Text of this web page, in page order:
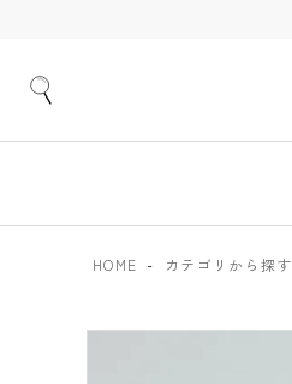
HOME カテゴリから探す